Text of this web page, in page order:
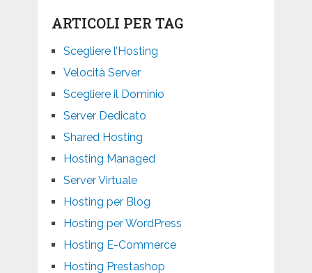
ARTICOLI PER TAG
Scegliere l’Hosting
Velocità Server
Scegliere il Dominio
Server Dedicato
Shared Hosting
Hosting Managed
Server Virtuale
Hosting per Blog
Hosting per WordPress
Hosting E-Commerce
Hosting Prestashop